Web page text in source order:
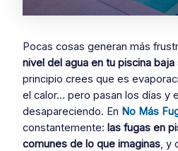
Pocas cosas generan más
nivel del agua en tu piscina
principio crees que es
el calor… pero pasan los días y
desapareciendo. En No Más
constantemente: las fugas en
comunes de lo que imaginas, y